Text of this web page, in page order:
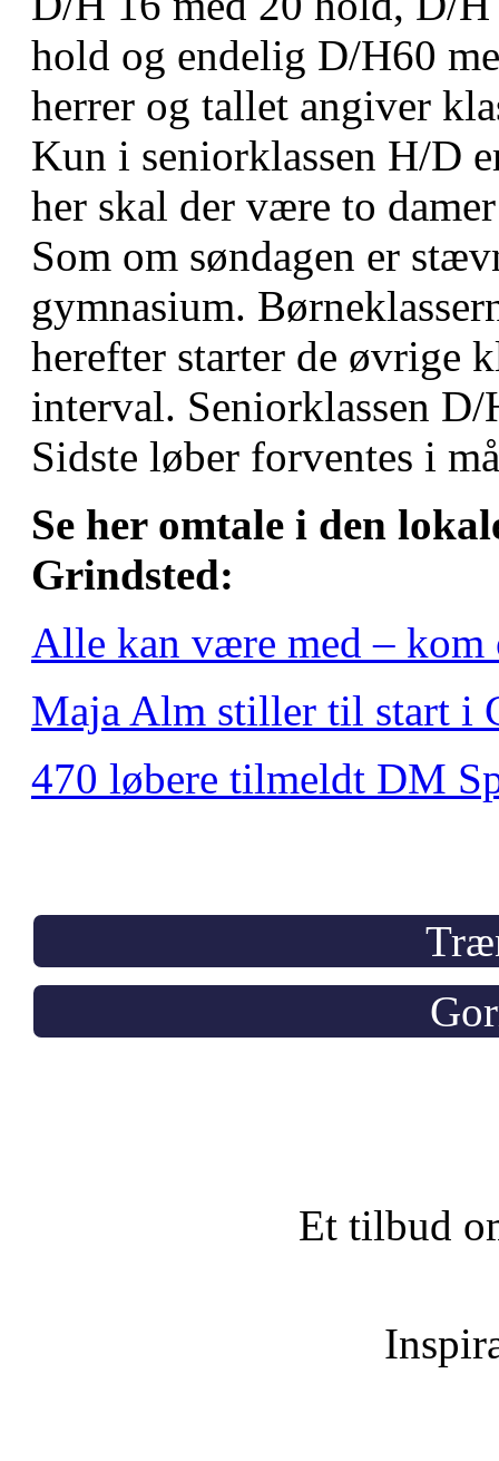
hold og endelig D/H60
herrer og tallet angiver
Kun i seniorklassen H/D
her skal der være to
Som om søndagen er
gymnasium.
herefter starter de øvrige
interval. Seniorklassen
Sidste løber forventes i
Se her omtale i den
Grindsted:
Alle kan være med –
Maja Alm stiller til start i
470 løbere tilmeldt DM
Et tilbud